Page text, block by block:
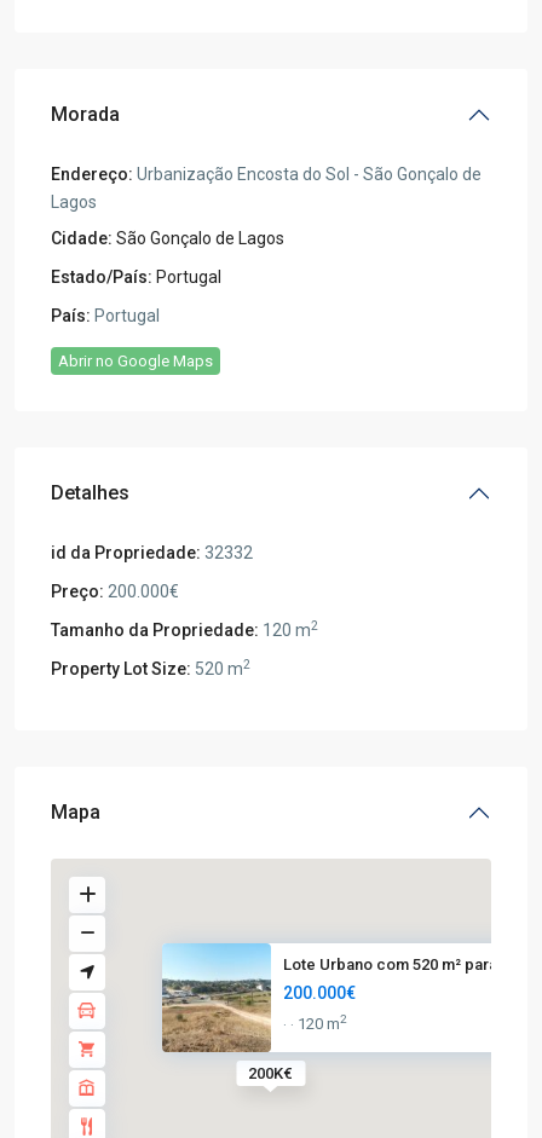
Morada
Endereço: Urbanização Encosta do Sol - São Gonçalo de
Lagos
Cidade: São Gonçalo de Lagos
Estado/País: Portugal
País: Portugal
Abrir no Google Maps
Detalhes
id da Propriedade: 32332
Preço: 200.000€
Tamanho da Propriedade: 120 m2
Property Lot Size: 520 m2
Mapa
200K€
Lote Urbano com 520 m² para Mo...
200.000€
· · 120 m2